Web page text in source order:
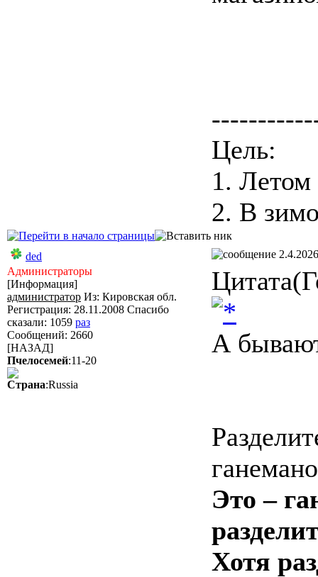
Цель:
1.
2. В
ded
Администраторы
[Информация]
администратор Из: Кировская обл.
Регистрация: 28.11.2008 Спасибо
сказали: 1059 раз
Сообщений: 2660
[НАЗАД]
Пчелосемей:11-20
Страна:Russia
А
Это –
Хотя